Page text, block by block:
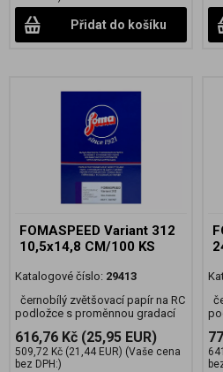
Přidat do košíku
FOMASPEED Variant 312
10,5x14,8 CM/100 KS
Katalogové číslo: 29413
černobílý zvětšovací papír na RC
podložce s proměnnou gradací
616,76 Kč (25,95 EUR)
509,72 Kč (21,44 EUR) (Vaše cena
bez DPH:)